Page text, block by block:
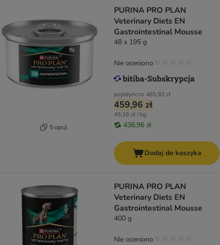
5 opcji
PURINA PRO PLAN
Veterinary Diets EN
Gastrointestinal Mousse
48 x 195 g
pojedynczo 465,92 zł
459,96 zł
49,16 zł / kg
436,96 zł
Nie oceniono
Dodaj do koszyka
PURINA PRO PLAN
Veterinary Diets EN
Gastrointestinal Mousse
400 g
Nie oceniono